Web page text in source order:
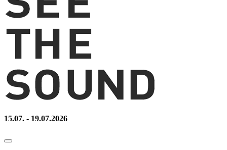
15.07. - 19.07.2026